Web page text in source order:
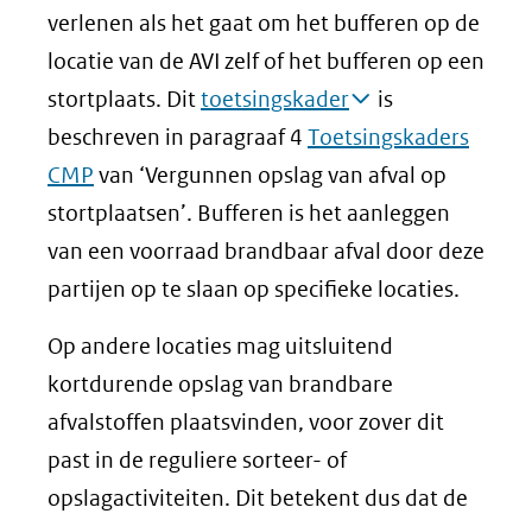
verlenen als het gaat om het bufferen op de
locatie van de AVI zelf of het bufferen op een
stortplaats. Dittoetsingskader
is
beschreven in paragraaf 4 Toetsingskaders
CMP van ‘Vergunnen opslag van afval op
stortplaatsen’. Bufferen is het aanleggen
van een voorraad brandbaar afval door deze
partijen op te slaan op specifieke locaties.
Op andere locaties mag uitsluitend
kortdurende opslag van brandbare
afvalstoffen plaatsvinden, voor zover dit
past in de reguliere sorteer- of
opslagactiviteiten. Dit betekent dus dat de